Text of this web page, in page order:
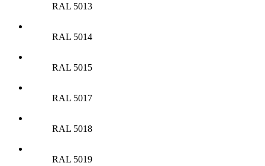
RAL 5013
RAL 5014
RAL 5015
RAL 5017
RAL 5018
RAL 5019